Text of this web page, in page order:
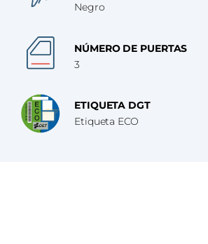
Negro
NÚMERO DE PUERTAS
3
ETIQUETA DGT
Etiqueta ECO